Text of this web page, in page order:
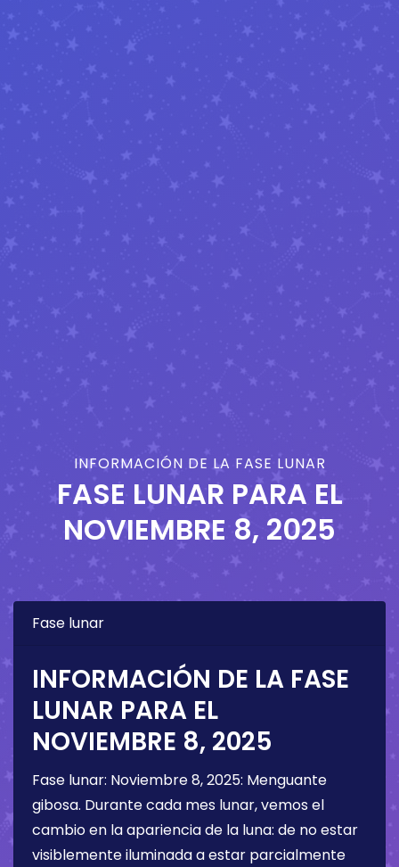
INFORMACIÓN DE LA FASE LUNAR
FASE LUNAR PARA EL
NOVIEMBRE 8, 2025
Fase lunar
INFORMACIÓN DE LA FASE
LUNAR PARA EL
NOVIEMBRE 8, 2025
Fase lunar: Noviembre 8, 2025: Menguante
gibosa. Durante cada mes lunar, vemos el
cambio en la apariencia de la luna: de no estar
visiblemente iluminada a estar parcialmente